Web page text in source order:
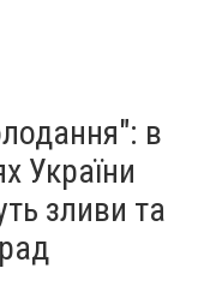
біля міста
в
України
зливи та